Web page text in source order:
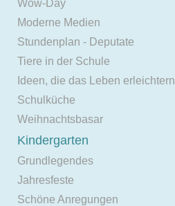
Wow-Day
Moderne Medien
Stundenplan - Deputate
Tiere in der Schule
Ideen, die das Leben erleichtern
Schulküche
Weihnachtsbasar
Kindergarten
Grundlegendes
Jahresfeste
Schöne Anregungen